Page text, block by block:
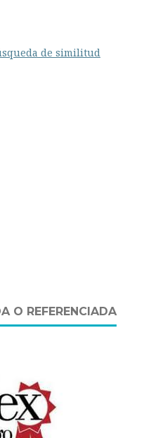
de similitud
O REFERENCIADA